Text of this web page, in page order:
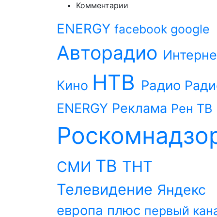
Комментарии
ENERGY facebook google
Авторадио
Кино НТВ Радио
ENERGY Реклама Рен ТВ
СМИ ТВ ТНТ
Телевидение Яндекс
европа плюс первый